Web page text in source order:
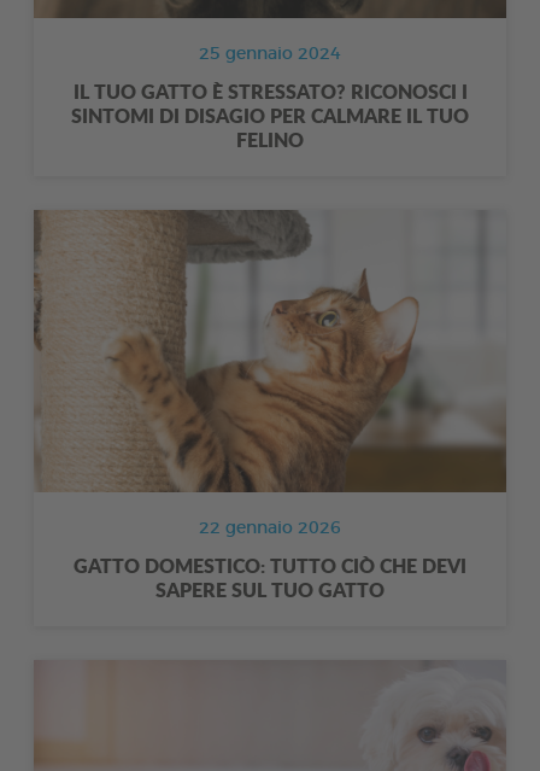
25 gennaio 2024
IL TUO GATTO È STRESSATO? RICONOSCI I
SINTOMI DI DISAGIO PER CALMARE IL TUO
FELINO
22 gennaio 2026
GATTO DOMESTICO: TUTTO CIÒ CHE DEVI
SAPERE SUL TUO GATTO